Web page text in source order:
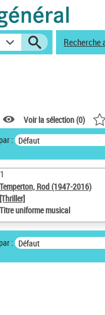
Recherche
Voir la sélection (0)
: Défaut
1
Temperton, Rod (1947-2016)
[Thriller]
Titre uniforme musical
: Défaut